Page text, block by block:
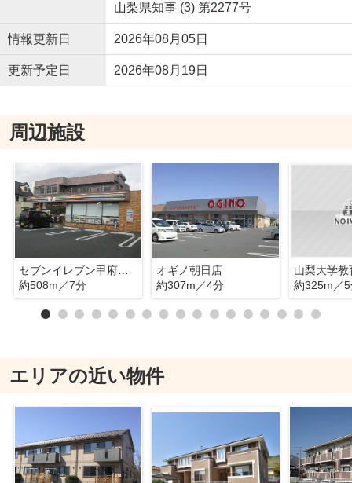
山梨県知事 (3) 第2277号
情報更新日 2026年08月05日
更新予定日 2026年08月19日
周辺施設
セブンイレブン甲府美咲店
約508m／7分
オギノ朝日店
約307m／4分
約325m／
エリアの近い物件